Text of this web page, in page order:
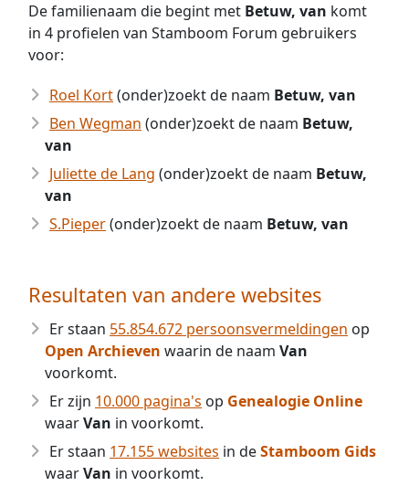
De familienaam die begint met Betuw, van komt
in 4 profielen van Stamboom Forum gebruikers
voor:
Roel Kort(onder)zoekt de naam Betuw, van
Ben Wegman (onder)zoekt de naam Betuw,
van
Juliette de Lang (onder)zoekt de naam Betuw,
van
S.Pieper(onder)zoekt de naam Betuw, van
Resultaten van andere websites
Er staan 55.854.672 persoonsvermeldingen op
Open Archieven waarin de naam Van
voorkomt.
Er zijn 10.000 pagina's op Genealogie Online
waarVan in voorkomt.
Er staan 17.155 websites in deStamboom Gids
waarVan in voorkomt.